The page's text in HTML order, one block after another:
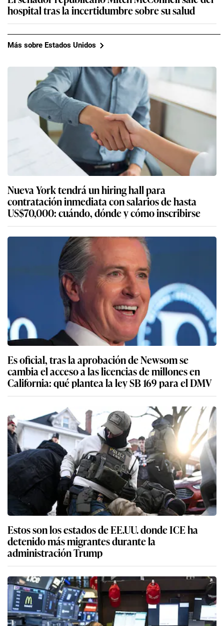
hospital tras la incertidumbre sobre su salud
Más sobre Estados Unidos
Nueva York tendrá un hiring hall para
contratación inmediata con salarios de hasta
US$70,000: cuándo, dónde y cómo inscribirse
Es oficial, tras la aprobación de Newsom se
cambia el acceso a las licencias de millones en
California: qué plantea la ley SB 169 para el DMV
Estos son los estados de EE.UU. donde ICE ha
detenido más migrantes durante la
administración Trump